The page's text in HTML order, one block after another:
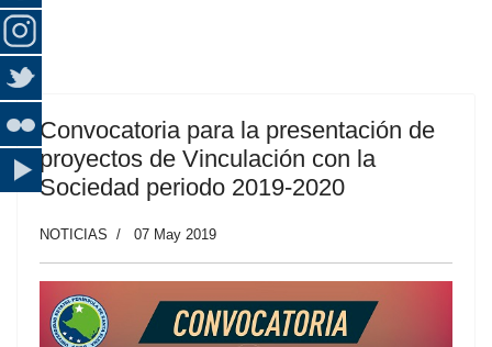
Convocatoria para la presentación de
proyectos de Vinculación con la
Sociedad periodo 2019-2020
NOTICIAS 07 May 2019